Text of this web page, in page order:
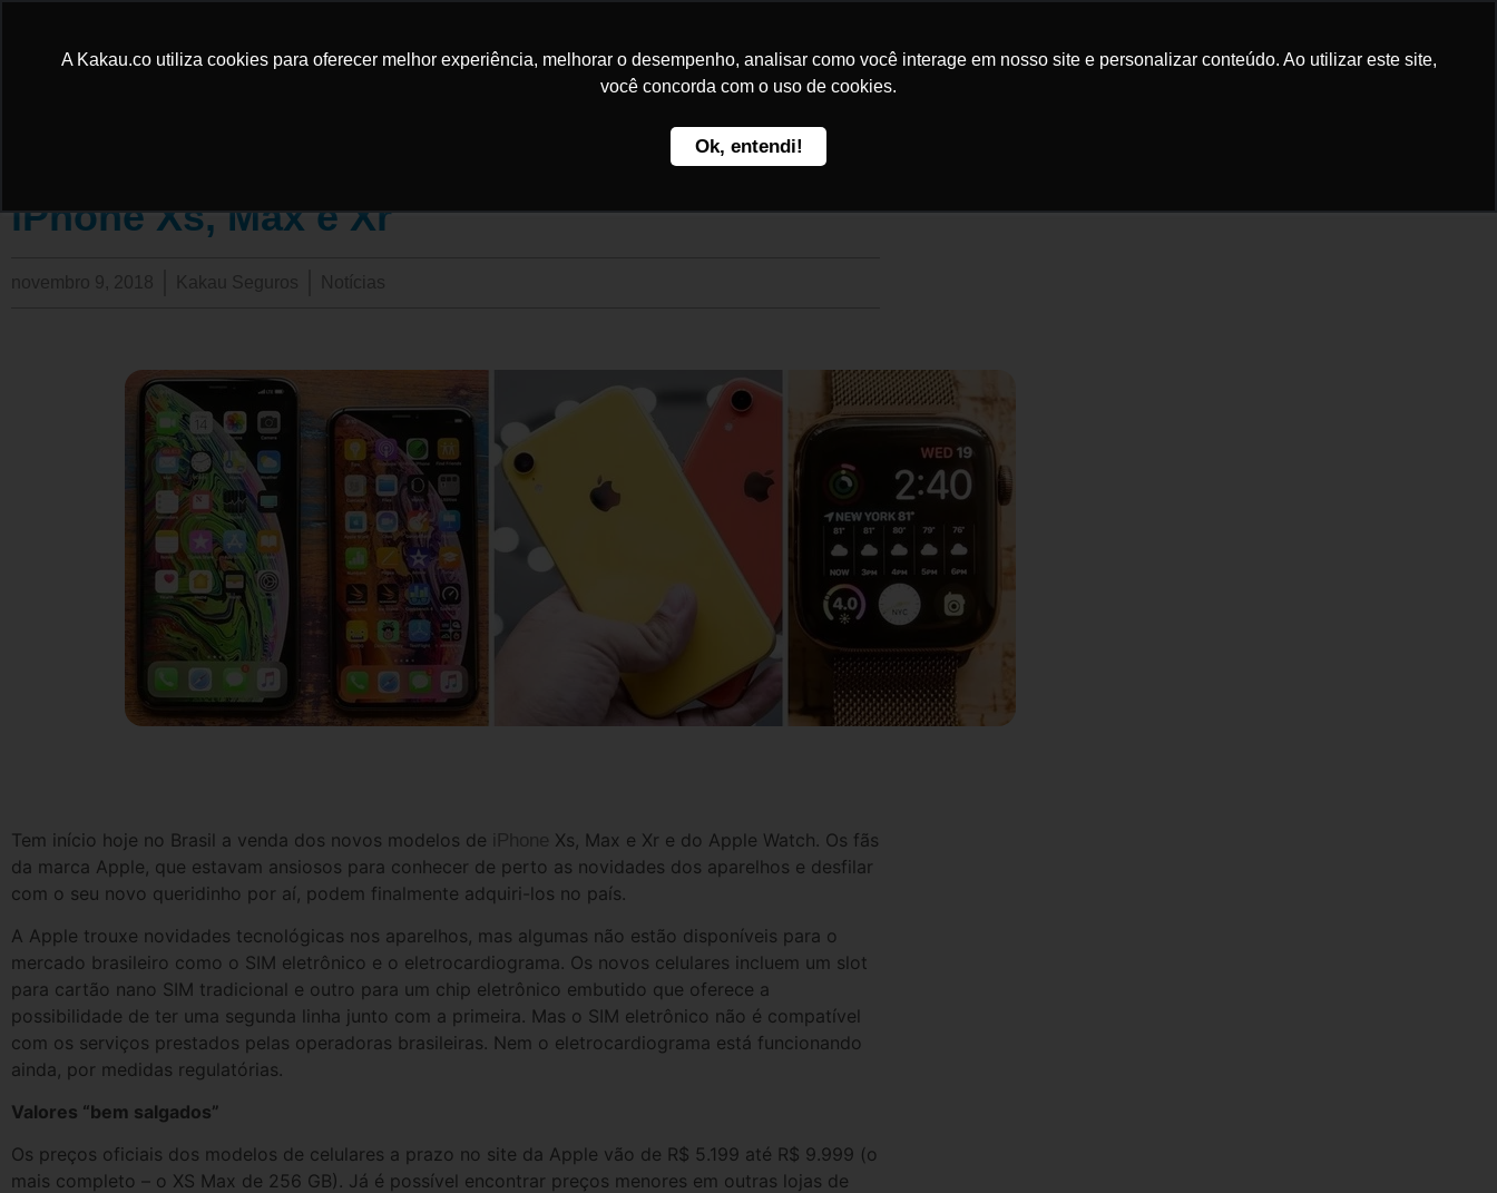
A Kakau.co utiliza cookies para oferecer melhor experiência, melhorar o desempenho, analisar como você interage em nosso site e personalizar conteúdo. Ao utilizar este site,
você concorda com o uso de cookies.
Ok, entendi!
Chegam ao Brasil novo Apple Watch e
iPhone Xs, Max e Xr
novembro 9, 2018 Kakau Seguros Notícias
Tem início hoje no Brasil a venda dos novos modelos de iPhone Xs, Max e Xr e do Apple Watch. Os fãs
da marca Apple, que estavam ansiosos para conhecer de perto as novidades dos aparelhos e desfilar
com o seu novo queridinho por aí, podem finalmente adquiri-los no país.
A Apple trouxe novidades tecnológicas nos aparelhos, mas algumas não estão disponíveis para o
mercado brasileiro como o SIM eletrônico e o eletrocardiograma. Os novos celulares incluem um slot
para cartão nano SIM tradicional e outro para um chip eletrônico embutido que oferece a
possibilidade de ter uma segunda linha junto com a primeira. Mas o SIM eletrônico não é compatível
com os serviços prestados pelas operadoras brasileiras. Nem o eletrocardiograma está funcionando
ainda, por medidas regulatórias.
Valores “bem salgados”
Os preços oficiais dos modelos de celulares a prazo no site da Apple vão de R$ 5.199 até R$ 9.999 (o
mais completo – o XS Max de 256 GB). Já é possível encontrar preços menores em outras lojas de